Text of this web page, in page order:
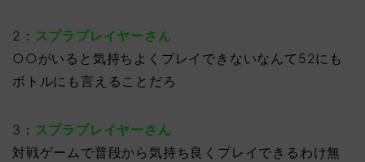
2： スプラプレイヤーさん
○○がいると気持ちよくプレイできないなんて52にも
ボトルにも言えることだろ
3： スプラプレイヤーさん
対戦ゲームで普段から気持ち良くプレイできるわけ無